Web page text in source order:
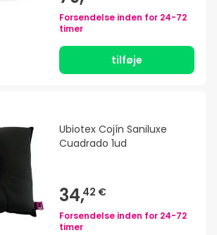
Forsendelse inden for 24-72
timer
tilføje
Ubiotex Cojín Saniluxe
Cuadrado 1ud
34,42 €
Forsendelse inden for 24-72
timer